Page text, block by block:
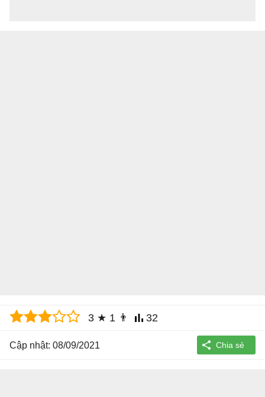
3 ★ 1 👨 32
Cập nhật: 08/09/2021